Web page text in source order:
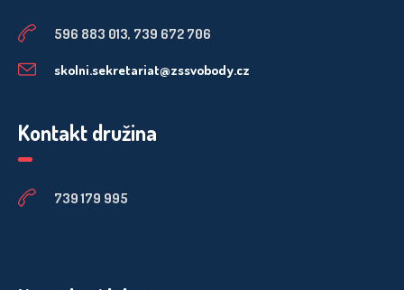
596 883 013, 739 672 706
skolni.sekretariat@zssvobody.cz
Kontakt družina
739 179 995